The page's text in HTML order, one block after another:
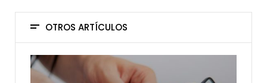
OTROS ARTÍCULOS